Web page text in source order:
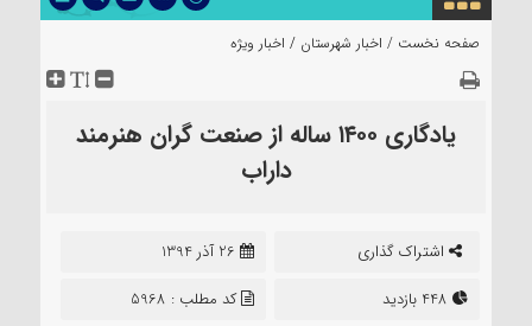
صفحه نخست / اخبار شهرستان / اخبار ویژه
یادگاری ۱۴۰۰ ساله از صنعت گران هنرمند
داراب
اشتراک گذاری
26 آذر 1394
کد مطلب : 5968